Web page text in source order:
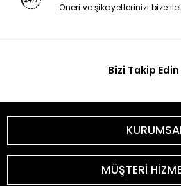
Öneri ve şikayetlerinizi bize
Bizi Takip Edin
MÜŞTERİ